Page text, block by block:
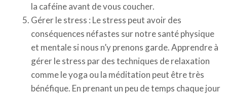
la caféine avant de vous coucher.
Gérer le stress : Le stress peut avoir des
conséquences néfastes sur notre santé physique
et mentale si nous n’y prenons garde. Apprendre à
gérer le stress par des techniques de relaxation
comme le yoga ou la méditation peut être très
bénéfique. En prenant un peu de temps chaque jour